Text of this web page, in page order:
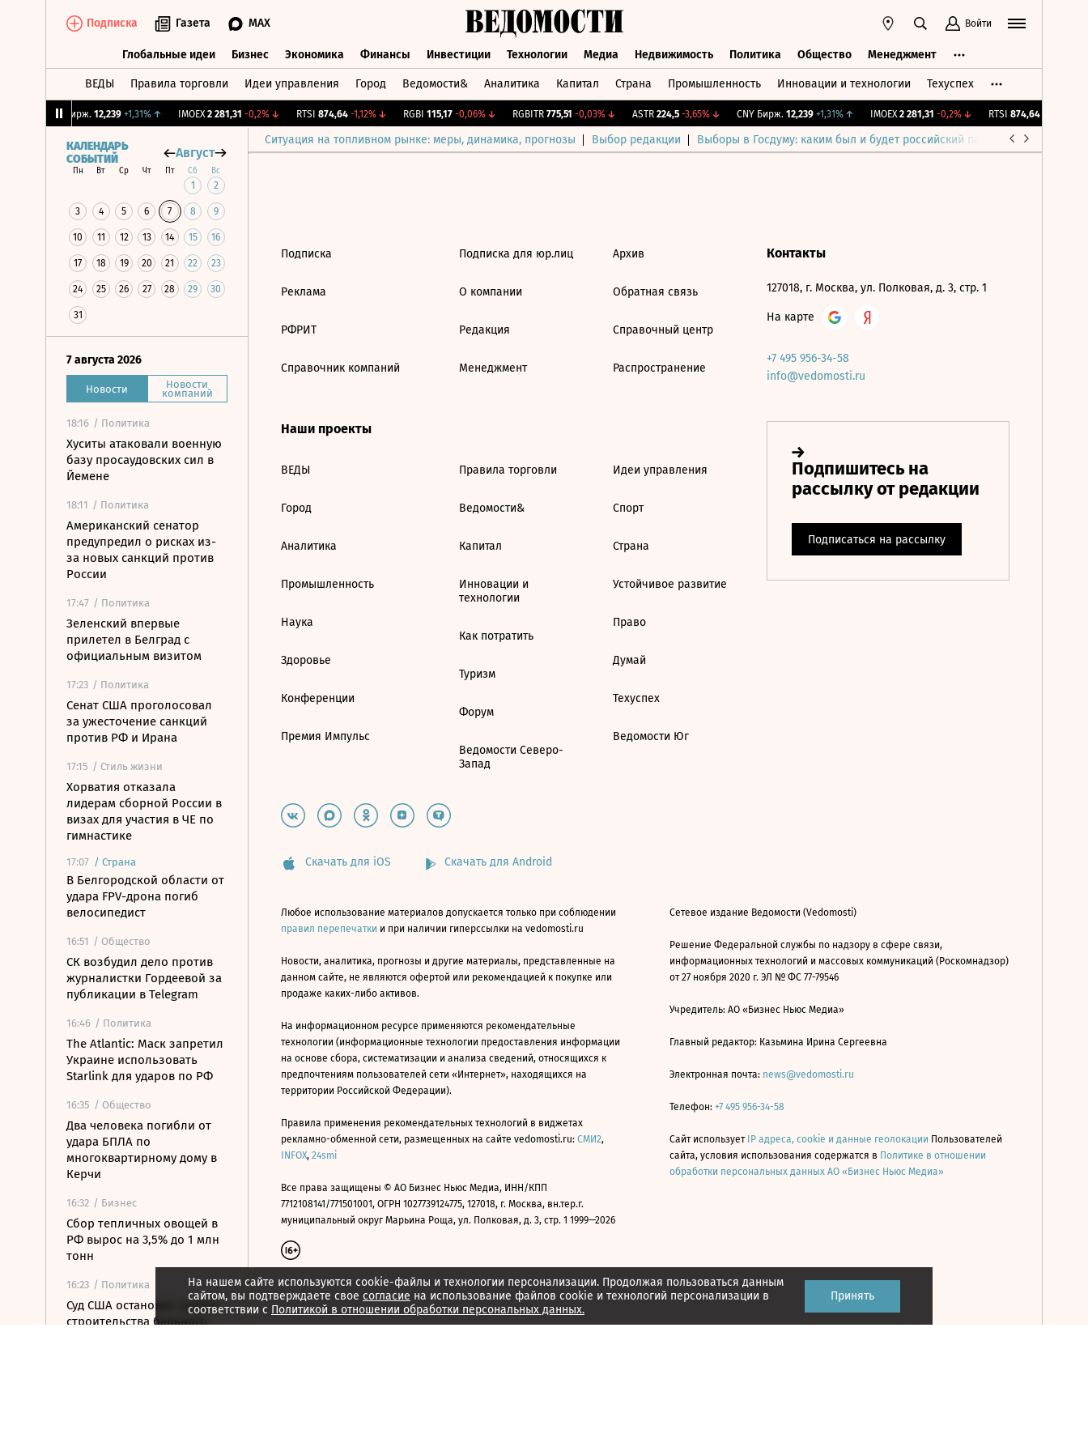
Подписка Газета MAX Войти
Глобальные идеи Бизнес Экономика Финансы Инвестиции Технологии Медиа Недвижимость Политика Общество Менеджмент
ВЕДЫ Правила торговли Идеи управления Город Ведомости& Аналитика Капитал Страна Промышленность Инновации и технологии Техуспех
CNY Бирж. 12,239 +1,31%↑ IMOEX 2 281,31 -0,2%↓ RTSI 874,64 -1,12%↓ RGBI 115,17 -0,06%↓ RGBITR 775,51 -0,03%↓ ASTR 224,5 -3,65%↓ CNY Бирж. 12,239 +1,31%↑ IMOEX 2 281,31 -0,2%↓ RTSI 874,64 -1,12%
Ситуация на топливном рынке: меры, динамика, прогнозы Выбор редакции Выборы в Госдуму: каким был и будет российский парламент
КАЛЕНДАРЬ
СОБЫТИЙ
Август
Пн Вт Ср Чт Пт Сб Вс
1 2
3 4 5 6 7 8 9
10 11 12 13 14 15 16
17 18 19 20 21 22 23
24 25 26 27 28 29 30
31
7 августа 2026
Новости Новости
компаний
18:16 / Политика
Хуситы атаковали военную
базу просаудовских сил в
Йемене
18:11 / Политика
Американский сенатор
предупредил о рисках из-
за новых санкций против
России
17:47 / Политика
Зеленский впервые
прилетел в Белград с
официальным визитом
17:23 / Политика
Сенат США проголосовал
за ужесточение санкций
против РФ и Ирана
17:15 / Стиль жизни
Хорватия отказала
лидерам сборной России в
визах для участия в ЧЕ по
гимнастике
17:07 / Страна
В Белгородской области от
удара FPV-дрона погиб
велосипедист
16:51 / Общество
СК возбудил дело против
журналистки Гордеевой за
публикации в Telegram
16:46 / Политика
The Atlantic: Маск запретил
Украине использовать
Starlink для ударов по РФ
16:35 / Общество
Два человека погибли от
удара БПЛА по
многоквартирному дому в
Керчи
16:32 / Бизнес
Сбор тепличных овощей в
РФ вырос на 3,5% до 1 млн
тонн
16:23 / Политика
Суд США остановил проект
строительства бального
На нашем сайте используются cookie-файлы и технологии персонализации. Продолжая пользоваться данным
сайтом, вы подтверждаете свое согласие на использование файлов cookie и технологий персонализации в
соответствии с Политикой в отношении обработки персональных данных.
Принять
Подписка
Реклама
РФРИТ
Справочник компаний
Подписка для юр.лиц
О компании
Редакция
Менеджмент
Архив
Обратная связь
Справочный центр
Распространение
Наши проекты
ВЕДЫ
Город
Аналитика
Промышленность
Наука
Здоровье
Конференции
Премия Импульс
Правила торговли
Ведомости&
Капитал
Инновации и
технологии
Как потратить
Туризм
Форум
Ведомости Северо-
Запад
Идеи управления
Спорт
Страна
Устойчивое развитие
Право
Думай
Техуспех
Ведомости Юг
Контакты
127018, г. Москва, ул. Полковая, д. 3, стр. 1
На карте
+7 495 956-34-58
info@vedomosti.ru
Скачать для iOS Скачать для Android
Любое использование материалов допускается только при соблюдении
правил перепечатки и при наличии гиперссылки на vedomosti.ru
Новости, аналитика, прогнозы и другие материалы, представленные на
данном сайте, не являются офертой или рекомендацией к покупке или
продаже каких-либо активов.
На информационном ресурсе применяются рекомендательные
технологии (информационные технологии предоставления информации
на основе сбора, систематизации и анализа сведений, относящихся к
предпочтениям пользователей сети «Интернет», находящихся на
территории Российской Федерации).
Правила применения рекомендательных технологий в виджетах
рекламно-обменной сети, размещенных на сайте vedomosti.ru: СМИ2,
INFOX, 24smi
Все права защищены © АО Бизнес Ньюс Медиа, ИНН/КПП
7712108141/771501001, ОГРН 1027739124775, 127018, г. Москва, вн.тер.г.
муниципальный округ Марьина Роща, ул. Полковая, д. 3, стр. 1 1999—2026
Сетевое издание Ведомости (Vedomosti)
Решение Федеральной службы по надзору в сфере связи,
информационных технологий и массовых коммуникаций (Роскомнадзор)
от 27 ноября 2020 г. ЭЛ № ФС 77-79546
Учредитель: АО «Бизнес Ньюс Медиа»
Главный редактор: Казьмина Ирина Сергеевна
Электронная почта: news@vedomosti.ru
Телефон: +7 495 956-34-58
Сайт использует IP адреса, cookie и данные геолокации Пользователей
сайта, условия использования содержатся в Политике в отношении
обработки персональных данных АО «Бизнес Ньюс Медиа»